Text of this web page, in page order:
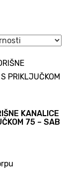
KANALICE
75 – SAB